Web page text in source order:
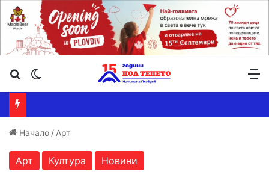
Търсене ...
Начало / Арт
Арт Култура Новини